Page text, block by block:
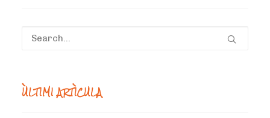
ÙLTIMI ARTÌCULA